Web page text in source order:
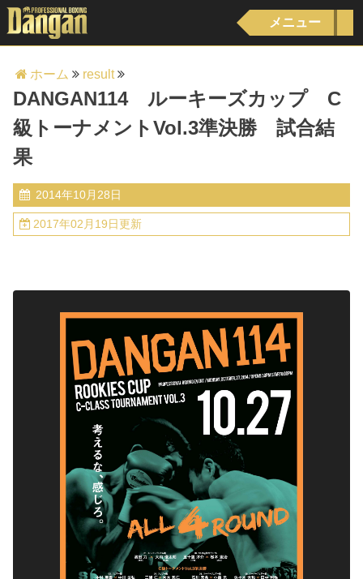
メニュー
ホーム result
DANGAN114 ルーキーズカップ C
級トーナメントVol.3準決勝 試合結
果
2014年10月28日
2017年02月19日更新